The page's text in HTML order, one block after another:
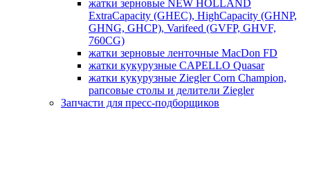
жатки зерновые NEW HOLLAND
ExtraCapacity (GHEC), HighCapacity (GHNP,
GHNG, GHCP), Varifeed (GVFP, GHVF,
760CG)
жатки зерновые ленточные MacDon FD
жатки кукурузные CAPELLO Quasar
жатки кукурузные Ziegler Corn Champion,
рапсовые столы и делители Ziegler
Запчасти для пресс-подборщиков